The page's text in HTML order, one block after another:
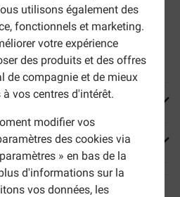
utilisons également des
fonctionnels et marketing.
votre expérience
des produits et des offres
de compagnie et de mieux
vos centres d'intérêt.
modifier vos
des cookies via
» en bas de la
d'informations sur la
vos données, les
en bonne santé
des protéines de haute qualité